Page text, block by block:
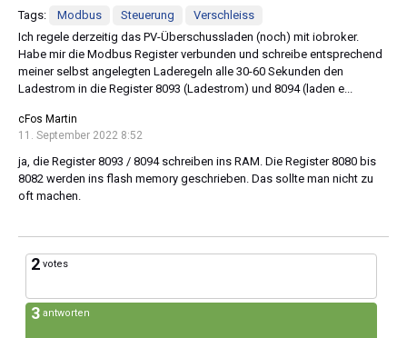
Tags: Modbus Steuerung
Verschleiss
Ich regele derzeitig das PV-Überschussladen (noch) mit iobroker.
Habe mir die Modbus Register verbunden und schreibe entsprechend
meiner selbst angelegten Laderegeln alle 30-60 Sekunden den
Ladestrom in die Register 8093 (Ladestrom) und 8094 (laden e...
cFos Martin
11. September 2022 8:52
ja, die Register 8093 / 8094 schreiben ins RAM. Die Register 8080 bis
8082 werden ins flash memory geschrieben. Das sollte man nicht zu
oft machen.
2 votes
3 antworten